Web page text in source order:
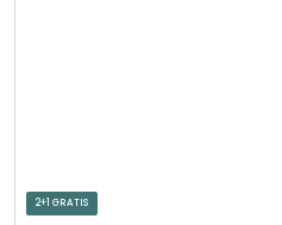
2+1 GRATIS